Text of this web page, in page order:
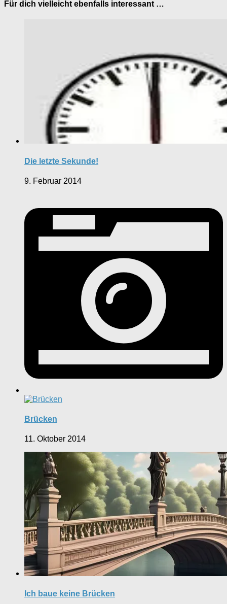
Für dich vielleicht ebenfalls interessant …
Die letzte Sekunde!
9. Februar 2014
Brücken
11. Oktober 2014
Ich baue keine Brücken